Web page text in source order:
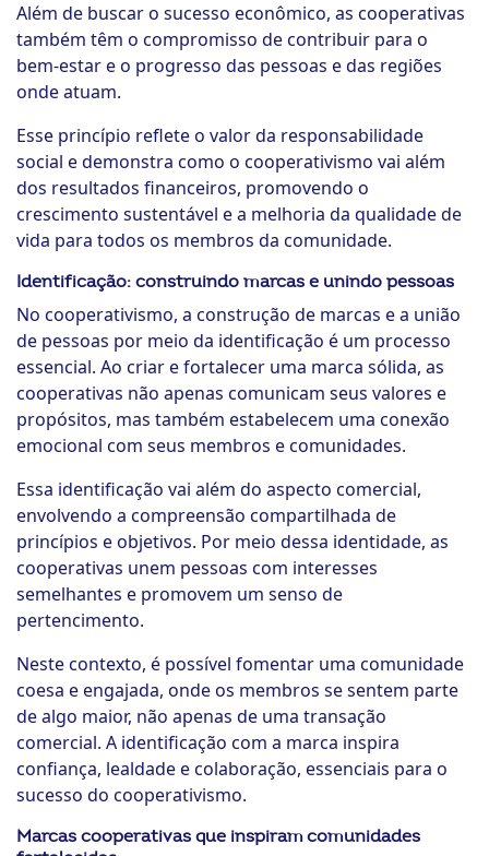
Além de buscar o sucesso econômico, as cooperativas
também têm o compromisso de contribuir para o
bem-estar e o progresso das pessoas e das regiões
onde atuam.
Esse princípio reflete o valor da responsabilidade
social e demonstra como o cooperativismo vai além
dos resultados financeiros, promovendo o
crescimento sustentável e a melhoria da qualidade de
vida para todos os membros da comunidade.
Identificação: construindo marcas e unindo pessoas
No cooperativismo, a construção de marcas e a união
de pessoas por meio da identificação é um processo
essencial. Ao criar e fortalecer uma marca sólida, as
cooperativas não apenas comunicam seus valores e
propósitos, mas também estabelecem uma conexão
emocional com seus membros e comunidades.
Essa identificação vai além do aspecto comercial,
envolvendo a compreensão compartilhada de
princípios e objetivos. Por meio dessa identidade, as
cooperativas unem pessoas com interesses
semelhantes e promovem um senso de
pertencimento.
Neste contexto, é possível fomentar uma comunidade
coesa e engajada, onde os membros se sentem parte
de algo maior, não apenas de uma transação
comercial. A identificação com a marca inspira
confiança, lealdade e colaboração, essenciais para o
sucesso do cooperativismo.
Marcas cooperativas que inspiram comunidades